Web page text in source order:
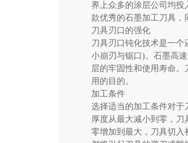
界上众多的涂层公司均投
款优秀的石墨加工刀具
刀具刃口的强化
刀具刃口钝化技术是一
小崩刃与锯口)。石墨高
层的牢固性和使用寿命
用的目的。
加工条件
选择适当的加工条件对于
厚度从最大减小到零，
零增加到最大，刀具切入